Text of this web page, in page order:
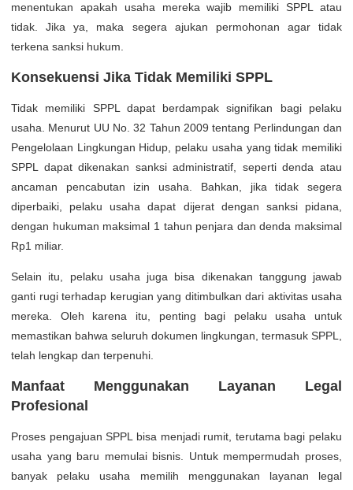
menentukan apakah usaha mereka wajib memiliki SPPL atau
tidak. Jika ya, maka segera ajukan permohonan agar tidak
terkena sanksi hukum.
Konsekuensi Jika Tidak Memiliki SPPL
Tidak memiliki SPPL dapat berdampak signifikan bagi pelaku
usaha. Menurut UU No. 32 Tahun 2009 tentang Perlindungan dan
Pengelolaan Lingkungan Hidup, pelaku usaha yang tidak memiliki
SPPL dapat dikenakan sanksi administratif, seperti denda atau
ancaman pencabutan izin usaha. Bahkan, jika tidak segera
diperbaiki, pelaku usaha dapat dijerat dengan sanksi pidana,
dengan hukuman maksimal 1 tahun penjara dan denda maksimal
Rp1 miliar.
Selain itu, pelaku usaha juga bisa dikenakan tanggung jawab
ganti rugi terhadap kerugian yang ditimbulkan dari aktivitas usaha
mereka. Oleh karena itu, penting bagi pelaku usaha untuk
memastikan bahwa seluruh dokumen lingkungan, termasuk SPPL,
telah lengkap dan terpenuhi.
Manfaat Menggunakan Layanan Legal
Profesional
Proses pengajuan SPPL bisa menjadi rumit, terutama bagi pelaku
usaha yang baru memulai bisnis. Untuk mempermudah proses,
banyak pelaku usaha memilih menggunakan layanan legal